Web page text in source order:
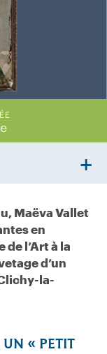
Maëva Vallet
en
l’Art à la
d’un
la-
« PETIT